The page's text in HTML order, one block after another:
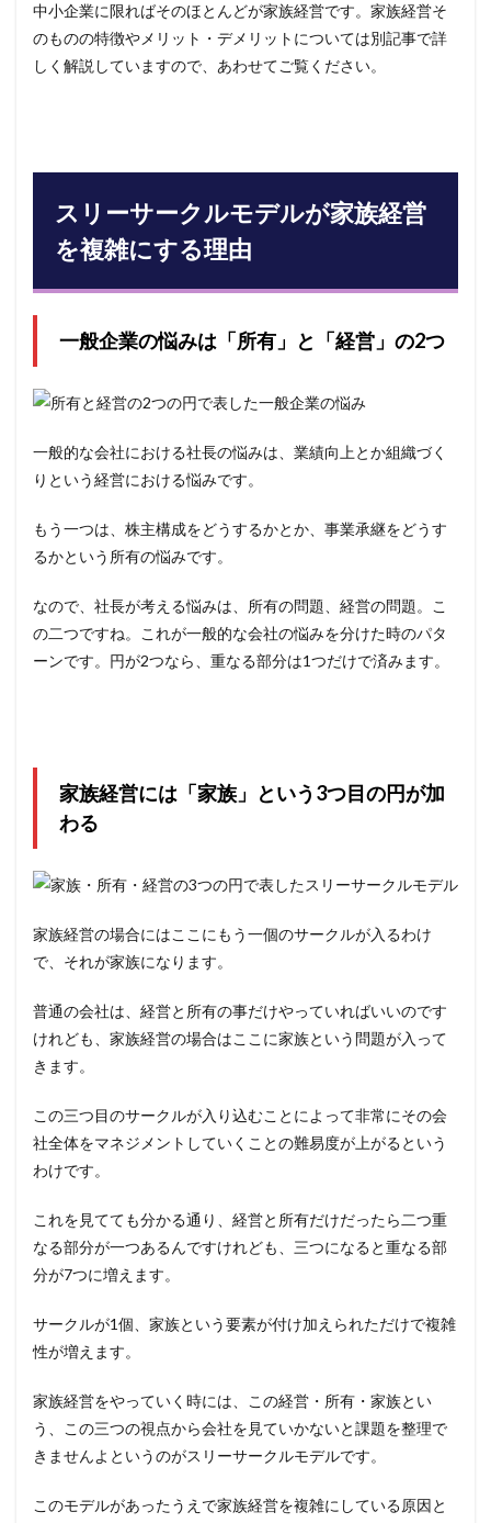
つの
視点
それ
ぞれ
スリ
ーク
デル
に活
かす
のス
テッ
プ
6
ス
リーサー
クルモデ
るよくあ
る質問
（FAQ）
行く
仕組
みづ
仕組
中小企業に限ればそのほとんどが家族経営です。家族経営そ
のものの特徴やメリット・デメリットについては別記事で詳
しく解説していますので、あわせてご覧ください。
スリーサークルモデルが家族経営
を複雑にする理由
一般企業の悩みは「所有」と「経営」の2つ
一般的な会社における社長の悩みは、業績向上とか組織づく
りという経営における悩みです。
もう一つは、株主構成をどうするかとか、事業承継をどうす
るかという所有の悩みです。
なので、社長が考える悩みは、所有の問題、経営の問題。こ
の二つですね。これが一般的な会社の悩みを分けた時のパタ
ーンです。円が2つなら、重なる部分は1つだけで済みます。
家族経営には「家族」という3つ目の円が加
わる
家族経営の場合にはここにもう一個のサークルが入るわけ
で、それが家族になります。
普通の会社は、経営と所有の事だけやっていればいいのです
けれども、家族経営の場合はここに家族という問題が入って
きます。
この三つ目のサークルが入り込むことによって非常にその会
社全体をマネジメントしていくことの難易度が上がるという
わけです。
これを見てても分かる通り、経営と所有だけだったら二つ重
なる部分が一つあるんですけれども、三つになると重なる部
分が7つに増えます。
サークルが1個、家族という要素が付け加えられただけで複雑
性が増えます。
家族経営をやっていく時には、この経営・所有・家族とい
う、この三つの視点から会社を見ていかないと課題を整理で
きませんよというのがスリーサークルモデルです。
このモデルがあったうえで家族経営を複雑にしている原因と